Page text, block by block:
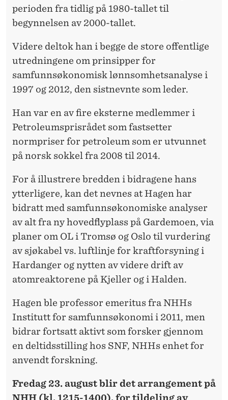
perioden fra tidlig på 1980-tallet til
begynnelsen av 2000-tallet.
Videre deltok han i begge de store offentlige
utredningene om prinsipper for
samfunnsøkonomisk lønnsomhetsanalyse i
1997 og 2012, den sistnevnte som leder.
Han var en av fire eksterne medlemmer i
Petroleumsprisrådet som fastsetter
normpriser for petroleum som er utvunnet
på norsk sokkel fra 2008 til 2014.
For å illustrere bredden i bidragene hans
ytterligere, kan det nevnes at Hagen har
bidratt med samfunnsøkonomiske analyser
av alt fra ny hovedflyplass på Gardemoen, via
planer om OL i Tromsø og Oslo til vurdering
av sjøkabel vs. luftlinje for kraftforsyning i
Hardanger og nytten av videre drift av
atomreaktorene på Kjeller og i Halden.
Hagen ble professor emeritus fra NHHs
Institutt for samfunnsøkonomi i 2011, men
bidrar fortsatt aktivt som forsker gjennom
en deltidsstilling hos SNF, NHHs enhet for
anvendt forskning.
Fredag 23. august blir det arrangement på
NHH (kl. 1215-1400), for tildeling av